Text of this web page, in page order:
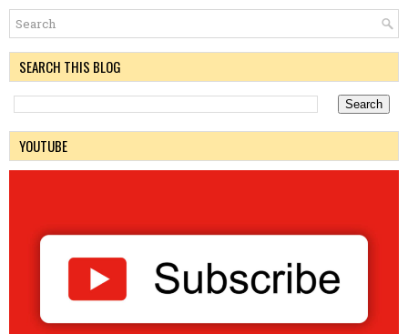
SEARCH THIS BLOG
YOUTUBE